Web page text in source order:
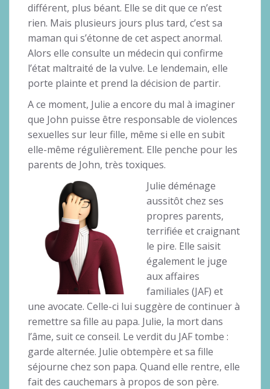
différent, plus béant. Elle se dit que ce n’est
rien. Mais plusieurs jours plus tard, c’est sa
maman qui s’étonne de cet aspect anormal.
Alors elle consulte un médecin qui confirme
l’état maltraité de la vulve. Le lendemain, elle
porte plainte et prend la décision de partir.
A ce moment, Julie a encore du mal à imaginer
que John puisse être responsable de violences
sexuelles sur leur fille, même si elle en subit
elle-même régulièrement. Elle penche pour les
parents de John, très toxiques.
Julie déménage
aussitôt chez ses
propres parents,
terrifiée et craignant
le pire. Elle saisit
également le juge
aux affaires
familiales (JAF) et
une avocate. Celle-ci lui suggère de continuer à
remettre sa fille au papa. Julie, la mort dans
l’âme, suit ce conseil. Le verdit du JAF tombe :
garde alternée. Julie obtempère et sa fille
séjourne chez son papa. Quand elle rentre, elle
fait des cauchemars à propos de son père.